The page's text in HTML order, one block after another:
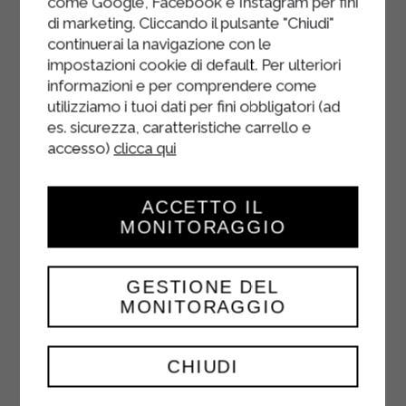
CROQUETTES DE
BROCOLIS AVEC
STRAKÌ
PLATS DE RÉSISTANCE
di marketing. Cliccando il pulsante "Chiudi"
continuerai la navigazione con le
impostazioni cookie di default. Per ulteriori
informazioni e per comprendere come
utilizziamo i tuoi dati per fini obbligatori (ad
es. sicurezza, caratteristiche carrello e
accesso) clicca qui
CHIUDI
GESTIONE DEL
MONITORAGGIO
ACCETTO IL
MONITORAGGIO